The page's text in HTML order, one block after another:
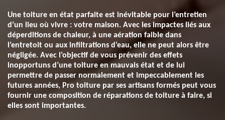
Une toiture en état parfaite est inévitable pour l’entretien
d’un lieu où vivre : votre maison. Avec les impactes liés aux
déperditions de chaleur, à une aération faible dans
l’entretoit ou aux infiltrations d’eau, elle ne peut alors être
négligée. Avec l’objectif de vous prévenir des effets
inopportuns d’une toiture en mauvais état et de lui
permettre de passer normalement et impeccablement les
futures années, Pro toiture par ses artisans formés peut vous
fournir une composition de réparations de toiture à faire, si
elles sont importantes.